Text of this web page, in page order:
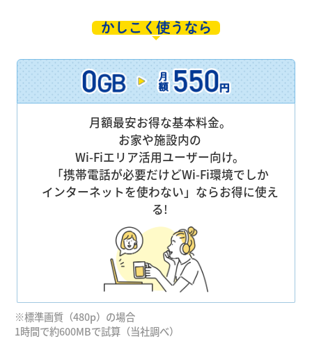
かしこく使うなら
月額最安お得な基本料金。
お家や施設内の
Wi-Fiエリア活用ユーザー向け。
「携帯電話が必要だけどWi-Fi環境でしか
インターネットを使わない」ならお得に使え
る!
※標準画質（480p）の場合
1時間で約600MBで試算（当社調べ）